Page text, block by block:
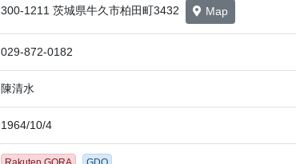
300-1211 茨城県牛久市柏田町3432 Map
029-872-0182
陳清水
1964/10/4